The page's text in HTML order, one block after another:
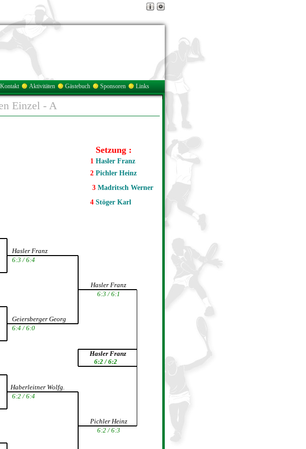
Kontakt Aktivitäten Gästebuch Sponsoren Links
Einzel - A
Setzung :
1 Hasler Franz
2 Pichler Heinz
3 Madritsch Werner
4 Stöger Karl
Hasler Franz
6:3 / 6:4
Hasler Franz
6:3 / 6:1
Geiersberger Georg
6:4 / 6:0
Hasler Franz
6:2 / 6:2
Haberleitner Wolfg.
6:2 / 6:4
Pichler Heinz
6:2 / 6:3